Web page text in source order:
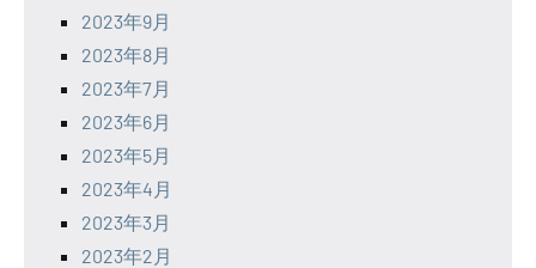
2023年9月
2023年8月
2023年7月
2023年6月
2023年5月
2023年4月
2023年3月
2023年2月